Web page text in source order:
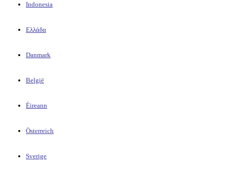
Indonesia
Ελλάδα
Danmark
België
Éireann
Österreich
Sverige